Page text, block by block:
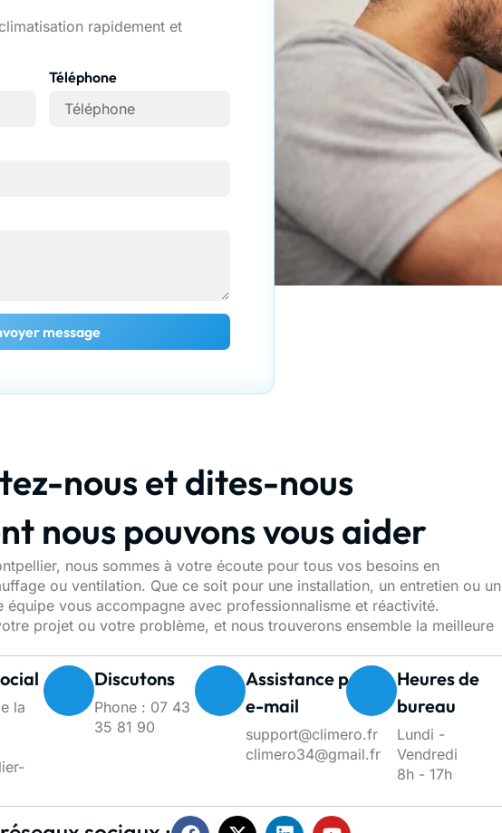
rapidement et
Téléphone
Envoyer message
nous et dites-nous
nous pouvons vous aider
nous sommes à votre écoute pour tous vos besoins en
ou ventilation. Que ce soit pour une installation, un entretien ou un
équipe vous accompagne avec professionnalisme et réactivité.
projet ou votre problème, et nous trouverons ensemble la meilleure
la
Discutons
Phone : 07 43
35 81 90
Assistance par
e-mail
support@climero.fr
climero34@gmail.fr
Heures de
bureau
Lundi -
Vendredi
8h - 17h